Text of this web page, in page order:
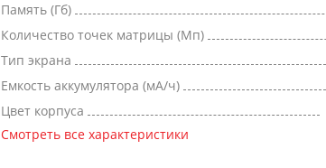
Память (Гб)
Количество точек матрицы (Мп)
Тип экрана
Емкость аккумулятора (мА/ч)
Цвет корпуса
Смотреть все характеристики